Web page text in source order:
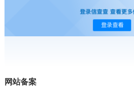
网站备案